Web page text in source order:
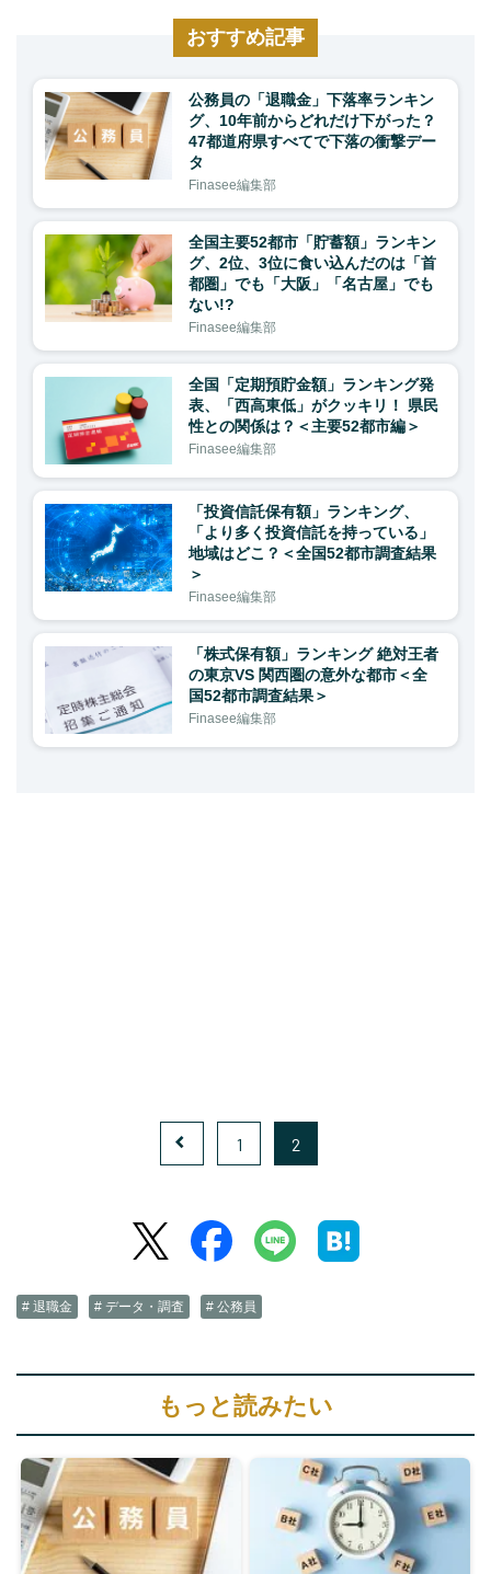
おすすめ記事
公務員の「退職金」下落率ランキン
グ、10年前からどれだけ下がった？
47都道府県すべてで下落の衝撃デー
タ
Finasee編集部
全国主要52都市「貯蓄額」ランキン
グ、2位、3位に食い込んだのは「首
都圏」でも「大阪」「名古屋」でも
ない!?
Finasee編集部
全国「定期預貯金額」ランキング発
表、「西高東低」がクッキリ！ 県民
性との関係は？＜主要52都市編＞
Finasee編集部
「投資信託保有額」ランキング、
「より多く投資信託を持っている」
地域はどこ？＜全国52都市調査結果
＞
Finasee編集部
「株式保有額」ランキング 絶対王者
の東京VS 関西圏の意外な都市＜全
国52都市調査結果＞
Finasee編集部
1 2
# 退職金 # データ・調査 # 公務員
もっと読みたい